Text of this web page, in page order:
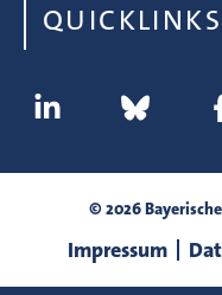
QUICKLINKS
© 2026
Impressum